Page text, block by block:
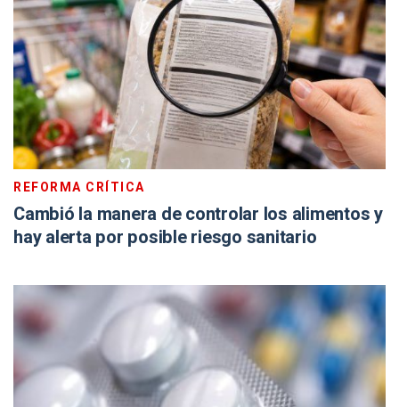
REFORMA CRÍTICA
Cambió la manera de controlar los alimentos y
hay alerta por posible riesgo sanitario